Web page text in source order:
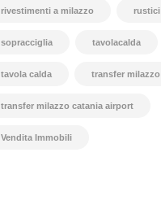
rivestimenti a milazzo rustici
sopracciglia tavolacalda
tavola calda transfer milazzo
transfer milazzo catania airport
Vendita Immobili